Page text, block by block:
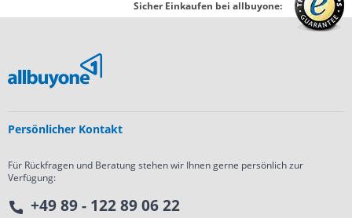
Sicher Einkaufen bei allbuyone:
Persönlicher Kontakt
Für Rückfragen und Beratung stehen wir Ihnen gerne persönlich zur
Verfügung:
+49 89 - 122 89 06 22